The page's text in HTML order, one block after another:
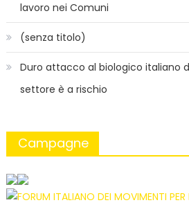
lavoro nei Comuni
(senza titolo)
Duro attacco al biologico italiano
settore è a rischio
Campagne